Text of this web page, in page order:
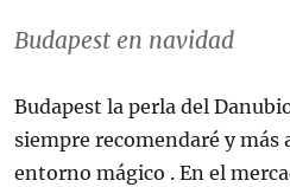
Budapest en navidad
Budapest la perla del
siempre recomendaré y más
entorno mágico . En el